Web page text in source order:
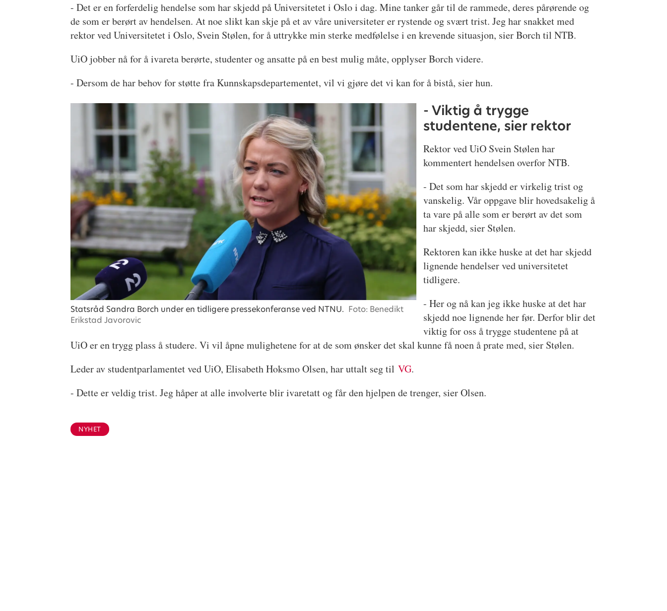
- Det er en forferdelig hendelse som har skjedd på Universitetet i Oslo i dag. Mine tanker går til de rammede, deres pårørende og
de som er berørt av hendelsen. At noe slikt kan skje på et av våre universiteter er rystende og svært trist. Jeg har snakket med
rektor ved Universitetet i Oslo, Svein Stølen, for å uttrykke min sterke medfølelse i en krevende situasjon, sier Borch til NTB.
UiO jobber nå for å ivareta berørte, studenter og ansatte på en best mulig måte, opplyser Borch videre.
- Dersom de har behov for støtte fra Kunnskapsdepartementet, vil vi gjøre det vi kan for å bistå, sier hun.
Statsråd Sandra Borch under en tidligere pressekonferanse ved NTNU. Foto: Benedikt
Erikstad Javorovic
- Viktig å trygge
studentene, sier rektor
Rektor ved UiO Svein Stølen har
kommentert hendelsen overfor NTB.
- Det som har skjedd er virkelig trist og
vanskelig. Vår oppgave blir hovedsakelig å
ta vare på alle som er berørt av det som
har skjedd, sier Stølen.
Rektoren kan ikke huske at det har skjedd
lignende hendelser ved universitetet
tidligere.
- Her og nå kan jeg ikke huske at det har
skjedd noe lignende her før. Derfor blir det
viktig for oss å trygge studentene på at
UiO er en trygg plass å studere. Vi vil åpne mulighetene for at de som ønsker det skal kunne få noen å prate med, sier Stølen.
Leder av studentparlamentet ved UiO, Elisabeth Hoksmo Olsen, har uttalt seg tilVG.
- Dette er veldig trist. Jeg håper at alle involverte blir ivaretatt og får den hjelpen de trenger, sier Olsen.
NYHET